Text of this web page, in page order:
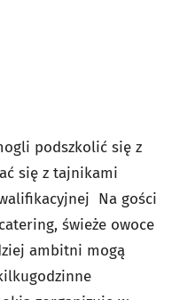
podszkolić się z
się z tajnikami
Na gości
świeże owoce
ambitni mogą